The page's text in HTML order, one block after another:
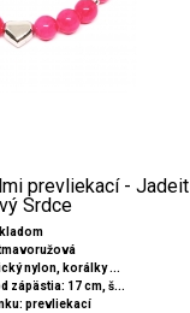
prevliekací - Jadeit
Srdce
nylon, korálky ...
zápästia: 17 cm, š...
prevliekací